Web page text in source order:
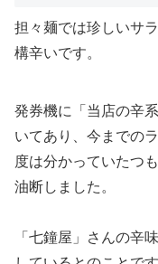
担々麺では珍しいサ
構辛いです。
発券機に「当店の辛
いてあり、今までの
度は分かっていたつ
油断しました。
「七鐘屋」さんの辛